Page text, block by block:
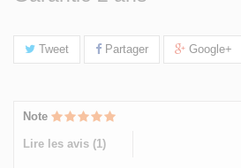
Tweet Partager Google+
Note
Lire les avis (1)